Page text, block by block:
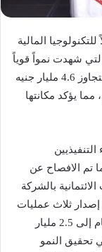
المالية
عن نتائجها المالية لعام 2023، والتي شهدت نمواً قوياً
عبر محفظتها المتنوعة، لتحقق إيرادات سنوية تتجاوز 4.6 مليار جنيه
جنيه مصري، مما يؤكد مكانتها
تم الافصاح عن
بالشركة
إصدار ثلاث عمليات
توريق سندات ليصل إجمالي إصداراتها خلال العام إلى 2.5 مليار
تحقيق النمو